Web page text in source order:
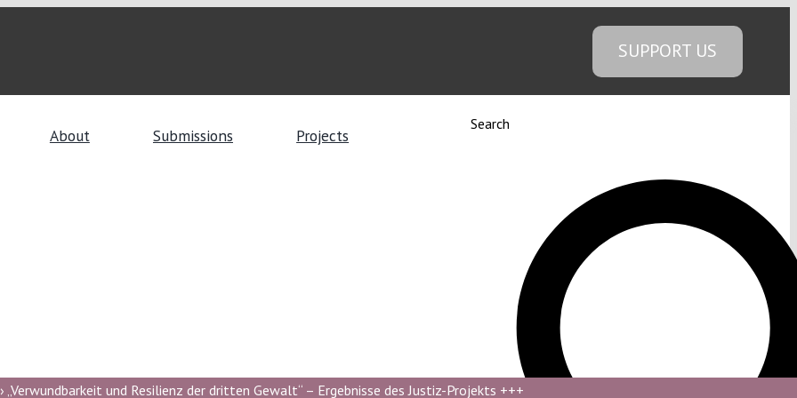
SUPPORT US
About Submissions Projects
Search
„Verwundbarkeit und Resilienz der dritten Gewalt“ – Ergebnisse des Justiz-Projekts +++